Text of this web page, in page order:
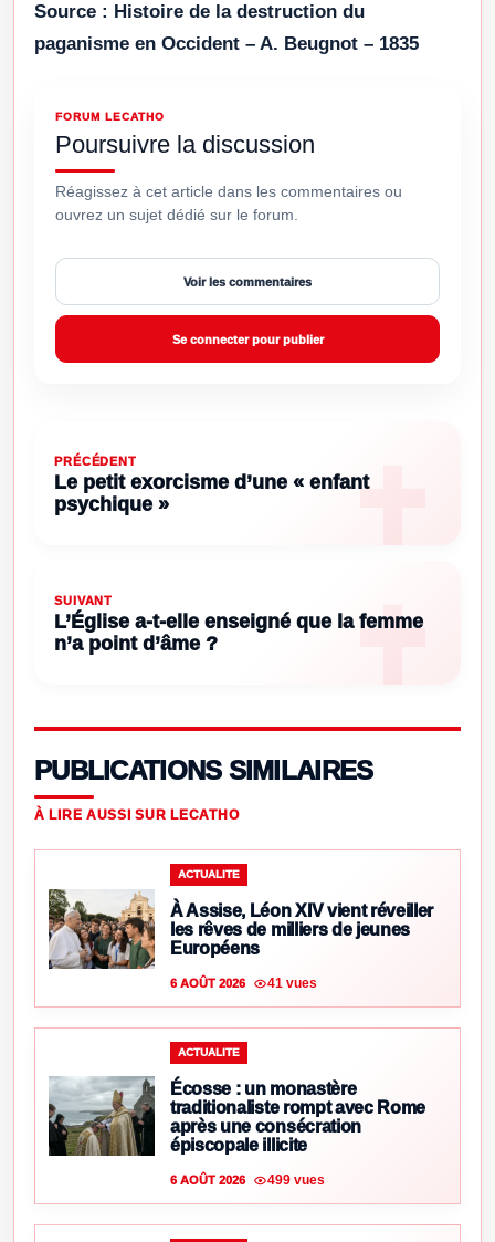
Source : Histoire de la destruction du
paganisme en Occident – A. Beugnot – 1835
FORUM LECATHO
Poursuivre la discussion
Réagissez à cet article dans les commentaires ou
ouvrez un sujet dédié sur le forum.
Voir les commentaires
Se connecter pour publier
PRÉCÉDENT
Le petit exorcisme d’une « enfant
psychique »
SUIVANT
L’Église a-t-elle enseigné que la femme
n’a point d’âme ?
PUBLICATIONS SIMILAIRES
À LIRE AUSSI SUR LECATHO
ACTUALITE
À Assise, Léon XIV vient réveiller
les rêves de milliers de jeunes
Européens
6 AOÛT 2026 41 vues
ACTUALITE
Écosse : un monastère
traditionaliste rompt avec Rome
après une consécration
épiscopale illicite
6 AOÛT 2026 499 vues